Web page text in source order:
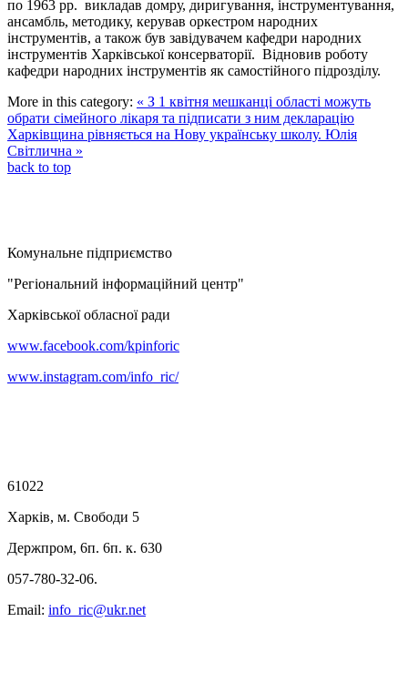
по 1963 рр. викладав домру, диригування, інструментування,
ансамбль, методику, керував оркестром народних
інструментів, а також був завідувачем кафедри народних
інструментів Харківської консерваторії. Відновив роботу
кафедри народних інструментів як самостійного підрозділу.
More in this category: « З 1 квітня мешканці області можуть
обрати сімейного лікаря та підписати з ним декларацію
Харківщина рівняється на Нову українську школу. Юлія
Світлична »
back to top
Комунальне підприємство
"Регіональний інформаційний центр"
Харківської обласної ради
www.facebook.com/kpinforic
www.instagram.com/info_ric/
61022
Харків, м. Свободи 5
Держпром, 6п. 6п. к. 630
057-780-32-06.
Email: info_ric@ukr.net